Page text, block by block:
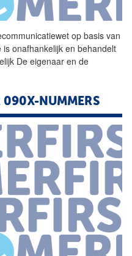
op basis van
onafhankelijk en behandelt
De eigenaar en de
090X-NUMMERS